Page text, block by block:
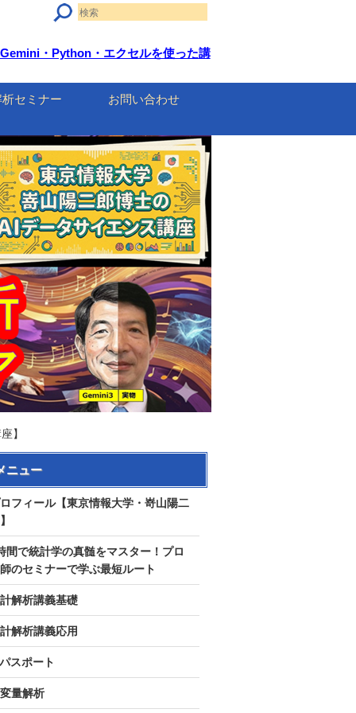
・Python・エクセルを使った講
セミナー お問い合わせ
】
ニュー
フィール【東京情報大学・嵜山陽二
間で統計学の真髄をマスター！プロ
のセミナーで学ぶ最短ルート
解析講義基礎
解析講義応用
スポート
量解析